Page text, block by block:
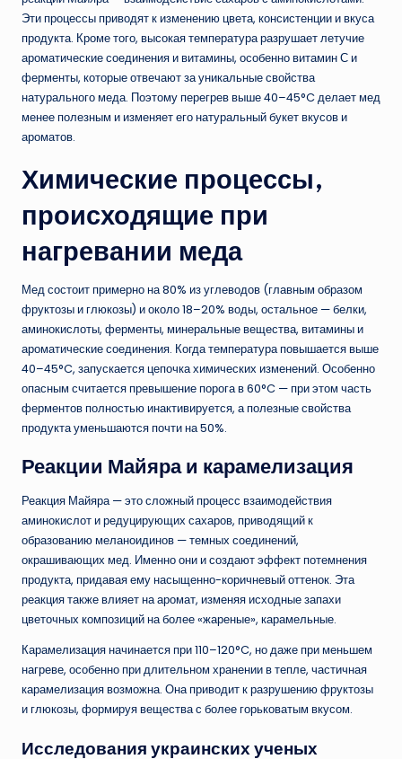
Эти процессы приводят к изменению цвета, консистенции и вкуса
продукта. Кроме того, высокая температура разрушает летучие
ароматические соединения и витамины, особенно витамин С и
ферменты, которые отвечают за уникальные свойства
натурального меда. Поэтому перегрев выше 40–45°C делает мед
менее полезным и изменяет его натуральный букет вкусов и
ароматов.
Химические процессы,
происходящие при
нагревании меда
Мед состоит примерно на 80% из углеводов (главным образом
фруктозы и глюкозы) и около 18–20% воды, остальное — белки,
аминокислоты, ферменты, минеральные вещества, витамины и
ароматические соединения. Когда температура повышается выше
40–45°C, запускается цепочка химических изменений. Особенно
опасным считается превышение порога в 60°C — при этом часть
ферментов полностью инактивируется, а полезные свойства
продукта уменьшаются почти на 50%.
Реакции Майяра и карамелизация
Реакция Майяра — это сложный процесс взаимодействия
аминокислот и редуцирующих сахаров, приводящий к
образованию меланоидинов — темных соединений,
окрашивающих мед. Именно они и создают эффект потемнения
продукта, придавая ему насыщенно-коричневый оттенок. Эта
реакция также влияет на аромат, изменяя исходные запахи
цветочных композиций на более «жареные», карамельные.
Карамелизация начинается при 110–120°C, но даже при меньшем
нагреве, особенно при длительном хранении в тепле, частичная
карамелизация возможна. Она приводит к разрушению фруктозы
и глюкозы, формируя вещества с более горьковатым вкусом.
Исследования украинских ученых